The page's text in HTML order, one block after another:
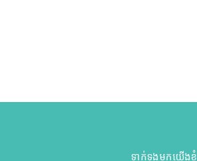
ទាក់ទងមកយើងខ្ញុំ